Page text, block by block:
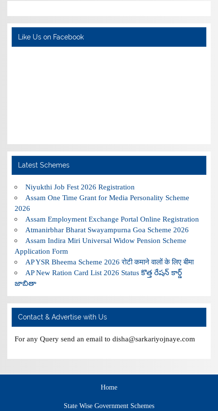
Like Us on Facebook
Latest Schemes
Niyukthi Job Fest 2026 Registration
Assam One Time Grant for Media Personality Scheme
2026
Assam Employment Exchange Portal Online Registration
Atmanirbhar Bharat Swayampurna Goa Scheme 2026
Assam Indira Miri Universal Widow Pension Scheme
Application Form
AP YSR Bheema Scheme 2026 रोटी कमाने वालों के लिए बीमा
AP New Ration Card List 2026 Status కొత్త రేషన్ కార్డ్
జాబితా
Contact & Advertise with Us
For any Query send an email to disha@sarkariyojnaye.com
Home
State Wise Government Schemes